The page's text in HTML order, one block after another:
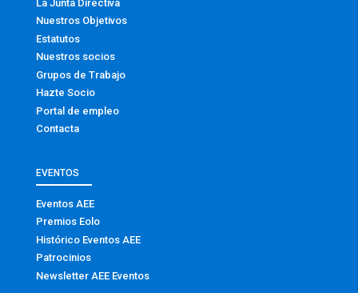
La Junta Directiva
Nuestros Objetivos
Estatutos
Nuestros socios
Grupos de Trabajo
Hazte Socio
Portal de empleo
Contacta
EVENTOS
Eventos AEE
Premios Eolo
Histórico Eventos AEE
Patrocinios
Newsletter AEE Eventos